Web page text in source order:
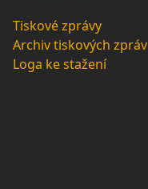
Tiskové zprávy
Archiv tiskových zpráv
Loga ke stažení